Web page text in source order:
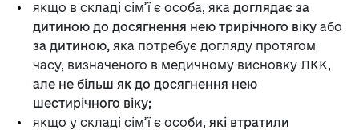
якщо в складі сім’ї є особа, яка доглядає за
дитиною до досягнення нею трирічного віку або
за дитиною, яка потребує догляду протягом
часу, визначеного в медичному висновку ЛКК,
але не більш як до досягнення нею
шестирічного віку;
якщо у складі сім’ї є особи, які втратили